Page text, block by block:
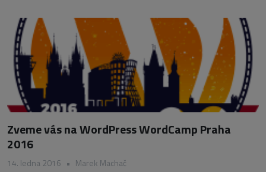
Zveme vás na WordPress WordCamp Praha
2016
14. ledna 2016 • Marek Machač